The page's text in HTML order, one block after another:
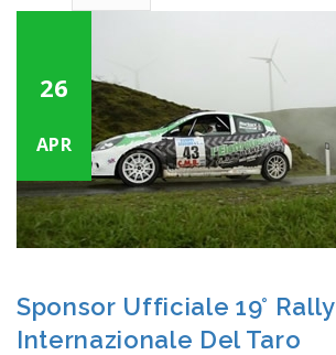
26
APR
Sponsor Ufficiale 19° Rally
Internazionale Del Taro